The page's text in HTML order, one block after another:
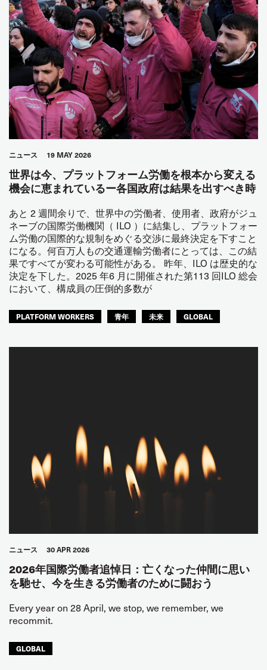
ニュース 19 MAY 2026
世界は今、プラットフォーム労働を根本から変える
機会に恵まれているー各国政府は結果を出すべき時
あと 2 週間余りで、世界中の労働者、使用者、政府がジュ
ネーブの国際労働機関（ ILO ）に結集し、プラットフォー
ム労働の国際的な規制をめぐる交渉に最終決定を下すこと
になる。何百万人もの交通運輸労働者にとっては、この結
果ですべてが変わる可能性がある。 昨年、ILO は歴史的な
決定を下した。2025 年6 月に開催された第113 回ILO 総会
において、構成員の圧倒的多数が
PLATFORM WORKERS 青年 未来 GLOBAL
ニュース 30 APR 2026
2026年国際労働者追悼日：亡くなった仲間に思い
を馳せ、今を生きる労働者のために闘おう
Every year on 28 April, we stop, we remember, we
recommit.
GLOBAL